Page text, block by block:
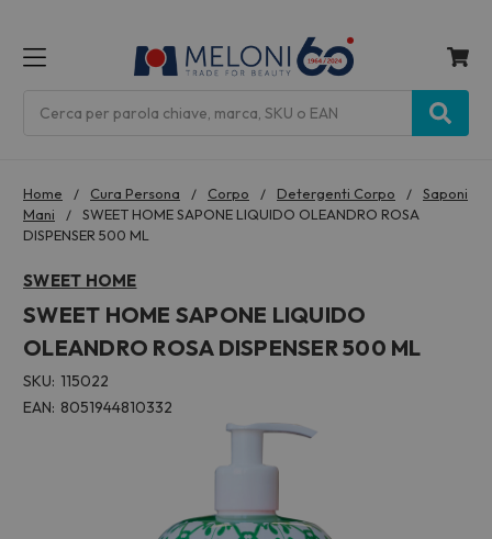
Home Cura Persona Corpo Detergenti Corpo
Saponi
Mani
SWEET HOME SAPONE LIQUIDO OLEANDRO ROSA
DISPENSER 500 ML
SWEET HOME
SWEET HOME SAPONE LIQUIDO
OLEANDRO ROSA DISPENSER 500 ML
SKU: 115022
EAN: 8051944810332